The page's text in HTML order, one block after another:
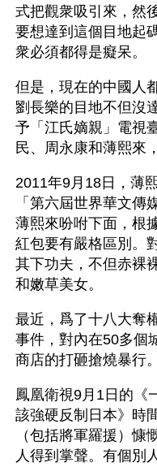
式把觀衆吸引來，然
要想達到這個目地起
衆必須都得是癡呆。
但是，現在的中國人
劉長樂的目地不但沒
予「江氏嫡親」電視
民、周永康和薄熙來
2011年9月18日，薄
「第六屆世界華文傳
薄熙來吩咐下面，根
紅包要有嚴格區別。
其下功夫，不但赤裸
和嫩草美女。
最近，爲了十八大奪
事件，對內在50多個
商店的打砸搶燒暴行
鳳凰衛視9月1日的《
該強硬反制日本》時
（包括將軍羅援）慷
人得到掌聲。有個別